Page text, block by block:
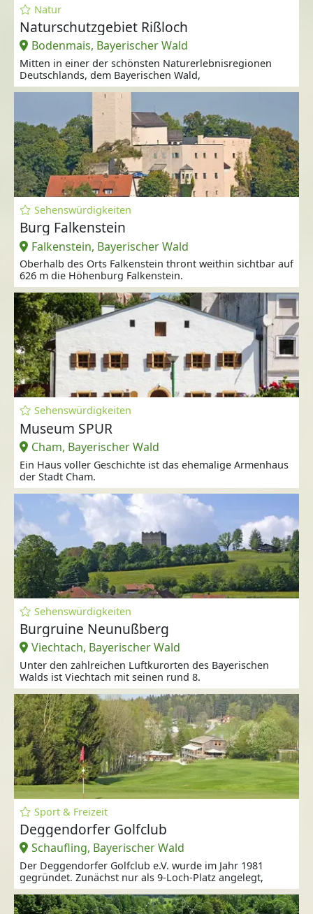
Natur
Naturschutzgebiet Rißloch
Bodenmais, Bayerischer Wald
Mitten in einer der schönsten Naturerlebnisregionen
Deutschlands, dem Bayerischen Wald,
Sehenswürdigkeiten
Burg Falkenstein
Falkenstein, Bayerischer Wald
Oberhalb des Orts Falkenstein thront weithin sichtbar auf
626 m die Höhenburg Falkenstein.
Sehenswürdigkeiten
Museum SPUR
Cham, Bayerischer Wald
Ein Haus voller Geschichte ist das ehemalige Armenhaus
der Stadt Cham.
Sehenswürdigkeiten
Burgruine Neunußberg
Viechtach, Bayerischer Wald
Unter den zahlreichen Luftkurorten des Bayerischen
Walds ist Viechtach mit seinen rund 8.
Sport & Freizeit
Deggendorfer Golfclub
Schaufling, Bayerischer Wald
Der Deggendorfer Golfclub e.V. wurde im Jahr 1981
gegründet. Zunächst nur als 9-Loch-Platz angelegt,